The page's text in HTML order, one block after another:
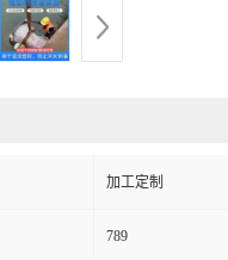
加工定制
789